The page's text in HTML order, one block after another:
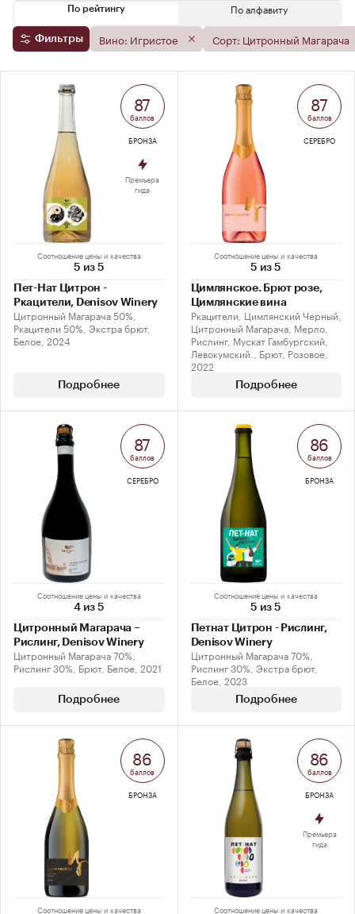
Фильтры Вино: Игристое Сорт: Цитронный Магарача
По рейтингу По алфавиту
Соотношение цены и качества
5 из 5
Пет-Нат Цитрон -
Ркацители, Denisov Winery
Цитронный Магарача 50%,
Ркацители 50%, Экстра брют,
Белое, 2024
Подробнее
87
баллов
БРОНЗА
Премьера
гида
Соотношение цены и качества
5 из 5
Цимлянское. Брют розе,
Цимлянские вина
Ркацители, Цимлянский Черный,
Цитронный Магарача, Мерло,
Рислинг, Мускат Гамбургский,
Левокумский., Брют, Розовое,
2022
Подробнее
87
баллов
СЕРЕБРО
Соотношение цены и качества
4 из 5
Цитронный Магарача –
Рислинг, Denisov Winery
Цитронный Магарача 70%,
Рислинг 30%, Брют, Белое, 2021
Подробнее
87
баллов
СЕРЕБРО
Соотношение цены и качества
5 из 5
Петнат Цитрон - Рислинг,
Denisov Winery
Цитронный Магарача 70%,
Рислинг 30%, Экстра брют,
Белое, 2023
Подробнее
86
баллов
БРОНЗА
Соотношение цены и качества
86
баллов
БРОНЗА
Соотношение цены и качества
86
баллов
БРОНЗА
Премьера
гида